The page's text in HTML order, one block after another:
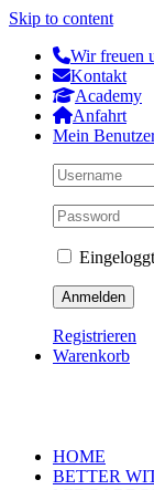
Skip to content
Wir freuen
Kontakt
Academy
Anfahrt
Mein
Registrieren
Warenkorb
HOME
BETTER